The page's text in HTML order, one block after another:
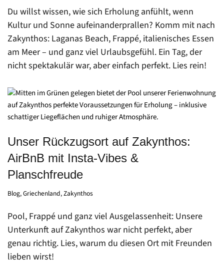
Du willst wissen, wie sich Erholung anfühlt, wenn
Kultur und Sonne aufeinanderprallen? Komm mit nach
Zakynthos: Laganas Beach, Frappé, italienisches Essen
am Meer – und ganz viel Urlaubsgefühl. Ein Tag, der
nicht spektakulär war, aber einfach perfekt. Lies rein!
Unser Rückzugsort auf Zakynthos:
AirBnB mit Insta-Vibes &
Planschfreude
Blog,Griechenland,Zakynthos
Pool, Frappé und ganz viel Ausgelassenheit: Unsere
Unterkunft auf Zakynthos war nicht perfekt, aber
genau richtig. Lies, warum du diesen Ort mit Freunden
lieben wirst!